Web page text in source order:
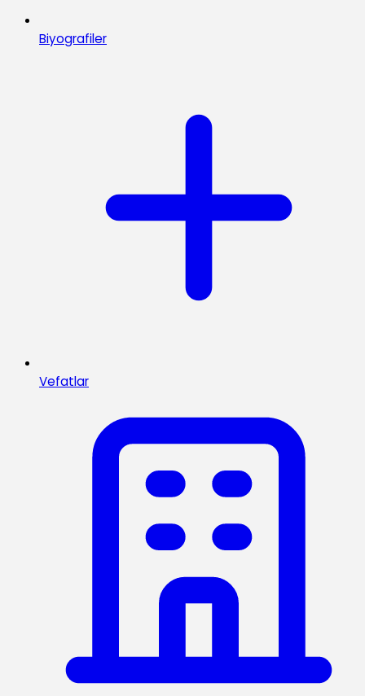
Biyografiler
Vefatlar